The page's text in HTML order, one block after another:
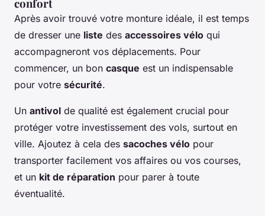
confort
Après avoir trouvé votre monture idéale, il est temps
de dresser une liste des accessoires vélo qui
accompagneront vos déplacements. Pour
commencer, un bon casque est un indispensable
pour votre sécurité.
Un antivol de qualité est également crucial pour
protéger votre investissement des vols, surtout en
ville. Ajoutez à cela des sacoches vélo pour
transporter facilement vos affaires ou vos courses,
et un kit de réparation pour parer à toute
éventualité.